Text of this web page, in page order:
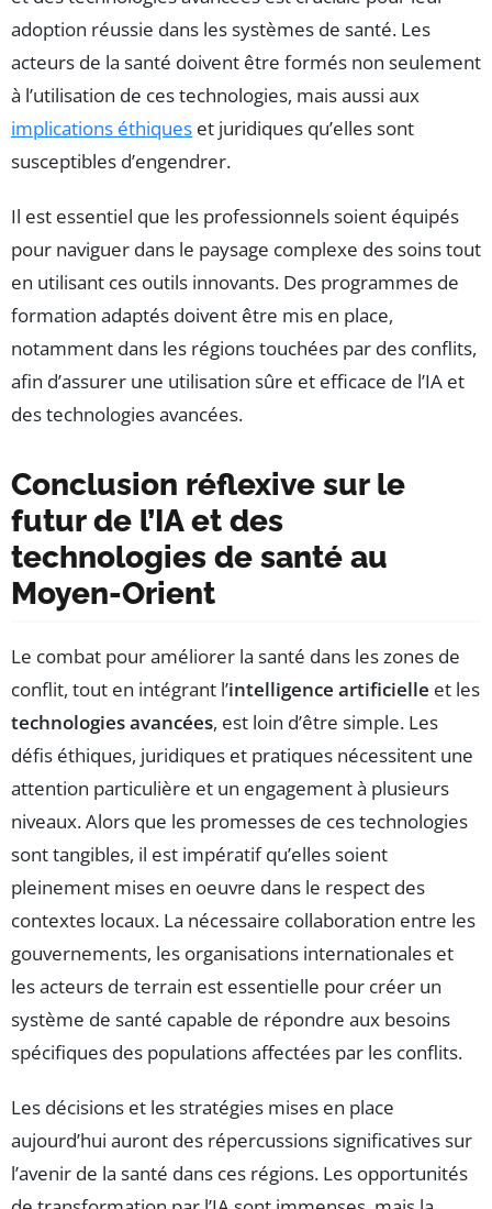
adoption réussie dans les systèmes de santé. Les
acteurs de la santé doivent être formés non seulement
à l’utilisation de ces technologies, mais aussi aux
implications éthiques et juridiques qu’elles sont
susceptibles d’engendrer.
Il est essentiel que les professionnels soient équipés
pour naviguer dans le paysage complexe des soins tout
en utilisant ces outils innovants. Des programmes de
formation adaptés doivent être mis en place,
notamment dans les régions touchées par des conflits,
afin d’assurer une utilisation sûre et efficace de l’IA et
des technologies avancées.
Conclusion réflexive sur le
futur de l’IA et des
technologies de santé au
Moyen-Orient
Le combat pour améliorer la santé dans les zones de
conflit, tout en intégrant l’intelligence artificielle et les
technologies avancées, est loin d’être simple. Les
défis éthiques, juridiques et pratiques nécessitent une
attention particulière et un engagement à plusieurs
niveaux. Alors que les promesses de ces technologies
sont tangibles, il est impératif qu’elles soient
pleinement mises en oeuvre dans le respect des
contextes locaux. La nécessaire collaboration entre les
gouvernements, les organisations internationales et
les acteurs de terrain est essentielle pour créer un
système de santé capable de répondre aux besoins
spécifiques des populations affectées par les conflits.
Les décisions et les stratégies mises en place
aujourd’hui auront des répercussions significatives sur
l’avenir de la santé dans ces régions. Les opportunités